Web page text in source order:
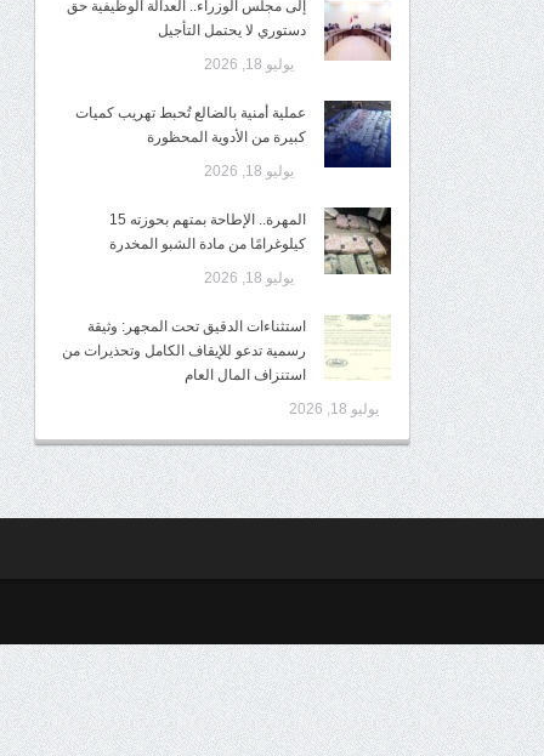
إلى مجلس الوزراء.. العدالة الوظيفية حق
دستوري لا يحتمل التأجيل
يوليو 18, 2026
عملية أمنية بالضالع تُحبط تهريب كميات
كبيرة من الأدوية المحظورة
يوليو 18, 2026
المهرة.. الإطاحة بمتهم بحوزته 15
كيلوغرامًا من مادة الشبو المخدرة
يوليو 18, 2026
استثناءات الدقيق تحت المجهر: وثيقة
رسمية تدعو للإيقاف الكامل وتحذيرات من
استنزاف المال العام
يوليو 18, 2026